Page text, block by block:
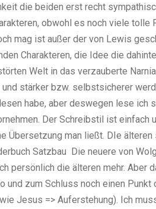
die beiden erst recht
obwohl es noch viele tolle
mag ist außer der von Lewis
Charakteren, die Idee die
Welt in das verzauberte
stärker bzw. selbstsicherer
habe, aber deswegen lese ich
Der Schreibstil ist einfach
Übersetzung man ließt. DIe
Satzbau Die neuere von
persönlich die älteren mehr. Aber
und zum Schluss noch einen
Jesus => Auferstehung). Ich